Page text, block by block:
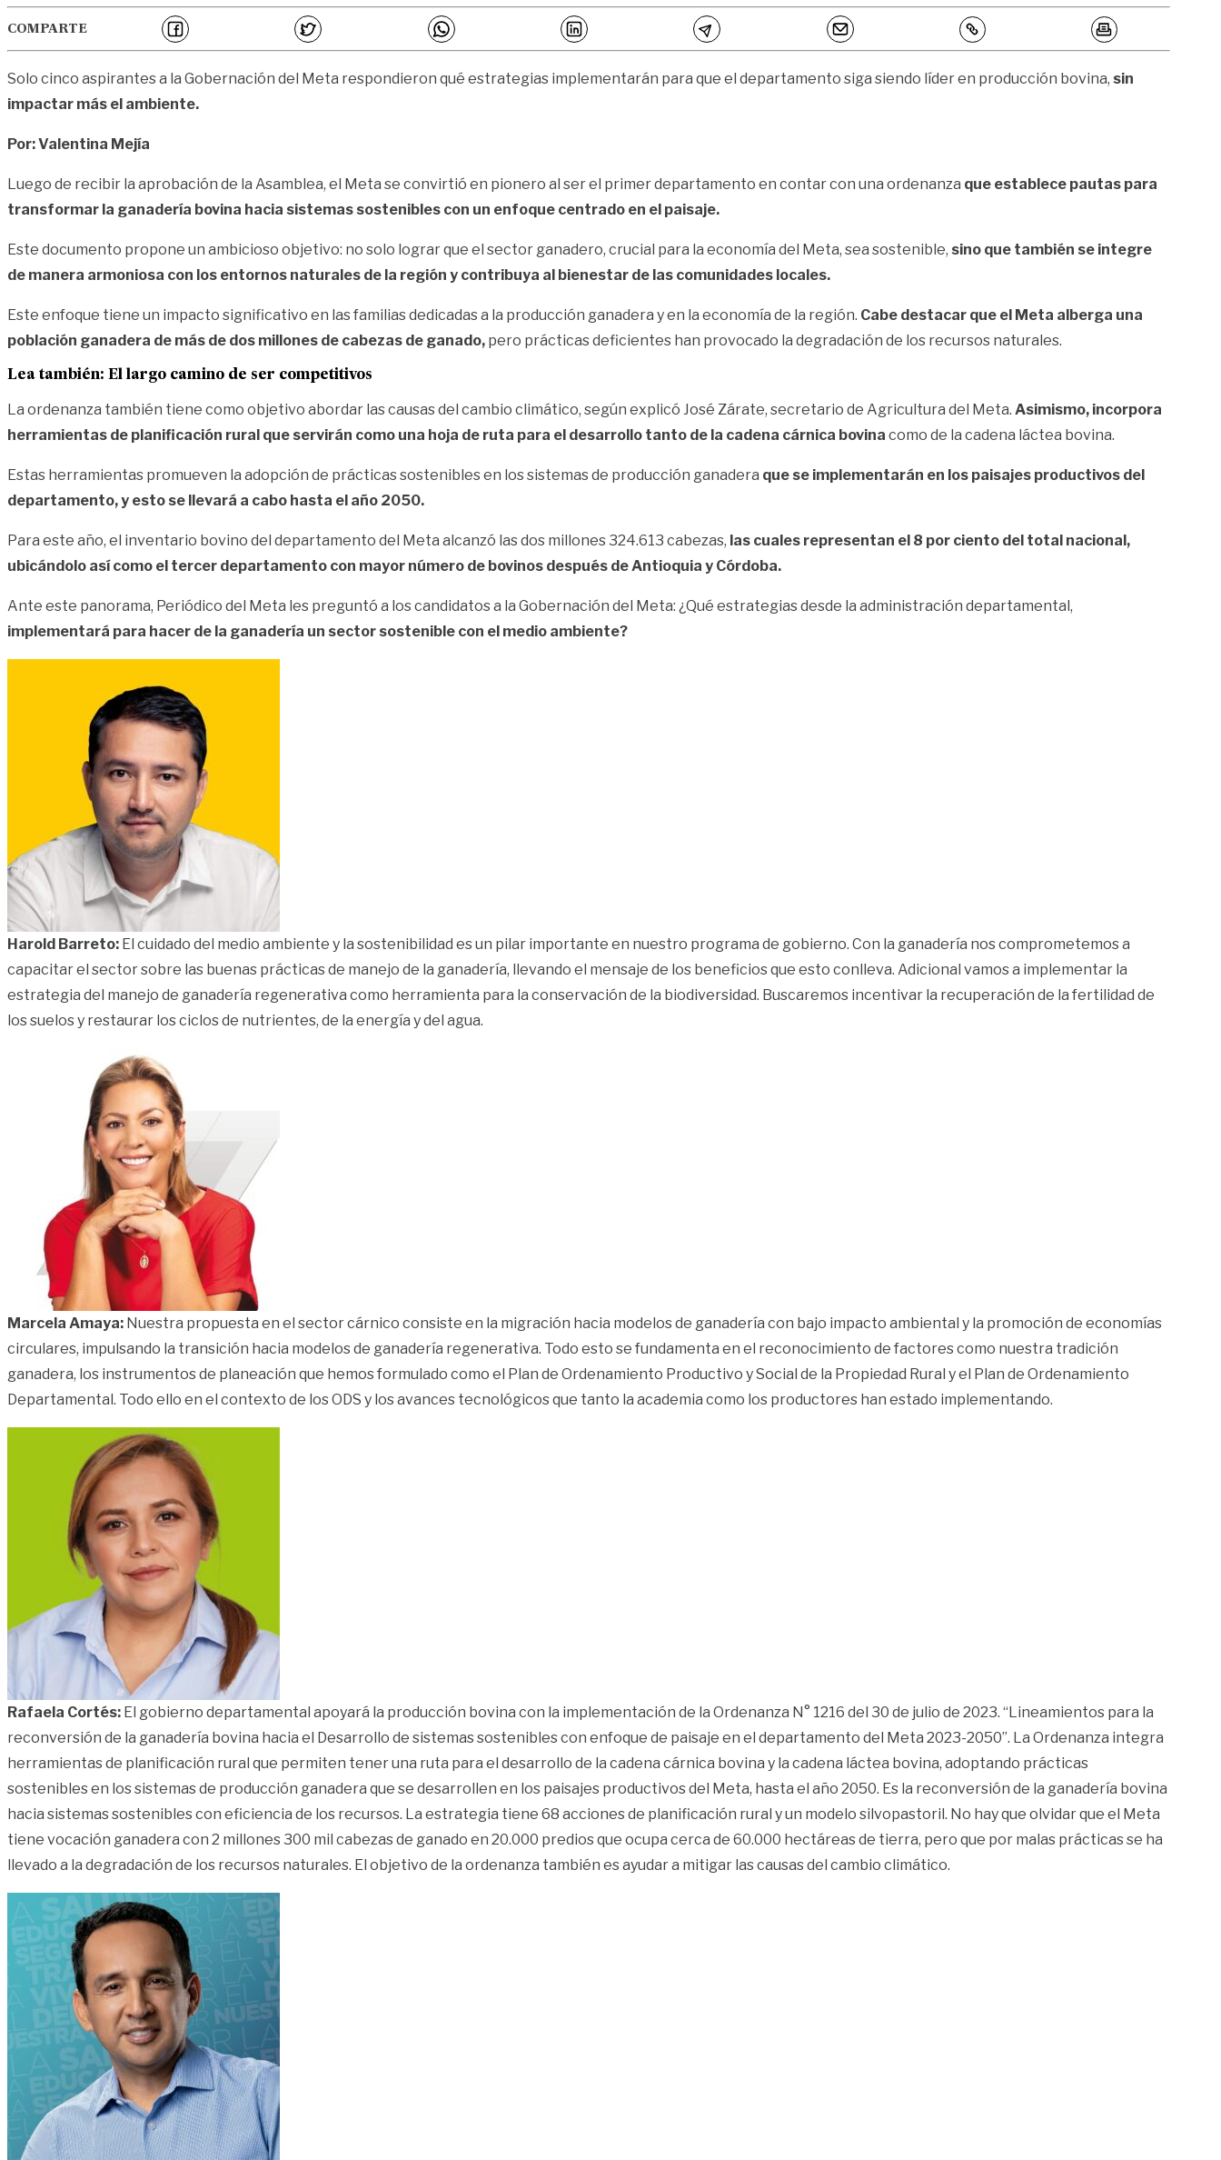
COMPARTE
Solo cinco aspirantes a la Gobernación del Meta respondieron qué estrategias implementarán para que el departamento siga siendo líder en producción bovina, sin
impactar más el ambiente.
Por: Valentina Mejía
Luego de recibir la aprobación de la Asamblea, el Meta se convirtió en pionero al ser el primer departamento en contar con una ordenanza que establece pautas para
transformar la ganadería bovina hacia sistemas sostenibles con un enfoque centrado en el paisaje.
Este documento propone un ambicioso objetivo: no solo lograr que el sector ganadero, crucial para la economía del Meta, sea sostenible, sino que también se integre
de manera armoniosa con los entornos naturales de la región y contribuya al bienestar de las comunidades locales.
Este enfoque tiene un impacto significativo en las familias dedicadas a la producción ganadera y en la economía de la región. Cabe destacar que el Meta alberga una
población ganadera de más de dos millones de cabezas de ganado, pero prácticas deficientes han provocado la degradación de los recursos naturales.
Lea también: El largo camino de ser competitivos
La ordenanza también tiene como objetivo abordar las causas del cambio climático, según explicó José Zárate, secretario de Agricultura del Meta. Asimismo, incorpora
herramientas de planificación rural que servirán como una hoja de ruta para el desarrollo tanto de la cadena cárnica bovina como de la cadena láctea bovina.
Estas herramientas promueven la adopción de prácticas sostenibles en los sistemas de producción ganadera que se implementarán en los paisajes productivos del
departamento, y esto se llevará a cabo hasta el año 2050.
Para este año, el inventario bovino del departamento del Meta alcanzó las dos millones 324.613 cabezas, las cuales representan el 8 por ciento del total nacional,
ubicándolo así como el tercer departamento con mayor número de bovinos después de Antioquia y Córdoba.
Ante este panorama, Periódico del Meta les preguntó a los candidatos a la Gobernación del Meta: ¿Qué estrategias desde la administración departamental,
implementará para hacer de la ganadería un sector sostenible con el medio ambiente?
Harold Barreto: El cuidado del medio ambiente y la sostenibilidad es un pilar importante en nuestro programa de gobierno. Con la ganadería nos comprometemos a
capacitar el sector sobre las buenas prácticas de manejo de la ganadería, llevando el mensaje de los beneficios que esto conlleva. Adicional vamos a implementar la
estrategia del manejo de ganadería regenerativa como herramienta para la conservación de la biodiversidad. Buscaremos incentivar la recuperación de la fertilidad de
los suelos y restaurar los ciclos de nutrientes, de la energía y del agua.
Marcela Amaya: Nuestra propuesta en el sector cárnico consiste en la migración hacia modelos de ganadería con bajo impacto ambiental y la promoción de economías
circulares, impulsando la transición hacia modelos de ganadería regenerativa. Todo esto se fundamenta en el reconocimiento de factores como nuestra tradición
ganadera, los instrumentos de planeación que hemos formulado como el Plan de Ordenamiento Productivo y Social de la Propiedad Rural y el Plan de Ordenamiento
Departamental. Todo ello en el contexto de los ODS y los avances tecnológicos que tanto la academia como los productores han estado implementando.
Rafaela Cortés: El gobierno departamental apoyará la producción bovina con la implementación de la Ordenanza N° 1216 del 30 de julio de 2023. “Lineamientos para la
reconversión de la ganadería bovina hacia el Desarrollo de sistemas sostenibles con enfoque de paisaje en el departamento del Meta 2023-2050”. La Ordenanza integra
herramientas de planificación rural que permiten tener una ruta para el desarrollo de la cadena cárnica bovina y la cadena láctea bovina, adoptando prácticas
sostenibles en los sistemas de producción ganadera que se desarrollen en los paisajes productivos del Meta, hasta el año 2050. Es la reconversión de la ganadería bovina
hacia sistemas sostenibles con eficiencia de los recursos. La estrategia tiene 68 acciones de planificación rural y un modelo silvopastoril. No hay que olvidar que el Meta
tiene vocación ganadera con 2 millones 300 mil cabezas de ganado en 20.000 predios que ocupa cerca de 60.000 hectáreas de tierra, pero que por malas prácticas se ha
llevado a la degradación de los recursos naturales. El objetivo de la ordenanza también es ayudar a mitigar las causas del cambio climático.